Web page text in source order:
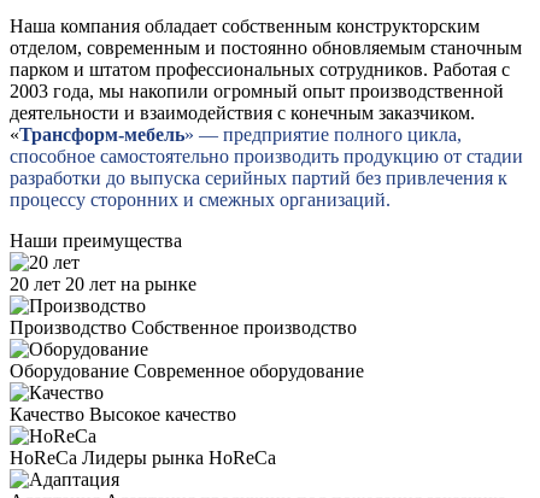
Наша компания обладает собственным конструкторским
отделом, современным и постоянно обновляемым станочным
парком и штатом профессиональных сотрудников. Работая с
2003 года, мы накопили огромный опыт производственной
деятельности и взаимодействия с конечным заказчиком.
«Трансформ-мебель» — предприятие полного цикла,
способное самостоятельно производить продукцию от стадии
разработки до выпуска серийных партий без привлечения к
процессу сторонних и смежных организаций.
Наши преимущества
20 лет 20 лет на рынке
Производство Собственное производство
Оборудование Современное оборудование
Качество Высокое качество
HoReCa Лидеры рынка HoReCa